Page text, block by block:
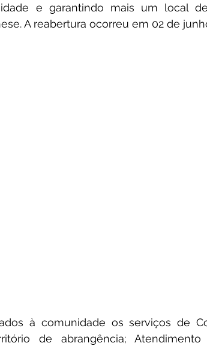
e garantindo mais um local
A reabertura ocorreu em 02 de
à comunidade os serviços de
de abrangência;